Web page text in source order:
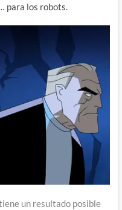
para los robots.
un resultado posible